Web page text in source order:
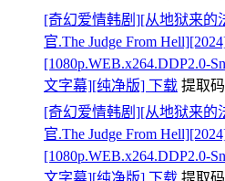
[奇幻爱情韩剧][从地狱来的
官.The Judge From
[1080p.WEB.x264.DDP2.0-
文字幕][纯净版] 下载 提取码
[奇幻爱情韩剧][从地狱来的
官.The Judge From
[1080p.WEB.x264.DDP2.0-